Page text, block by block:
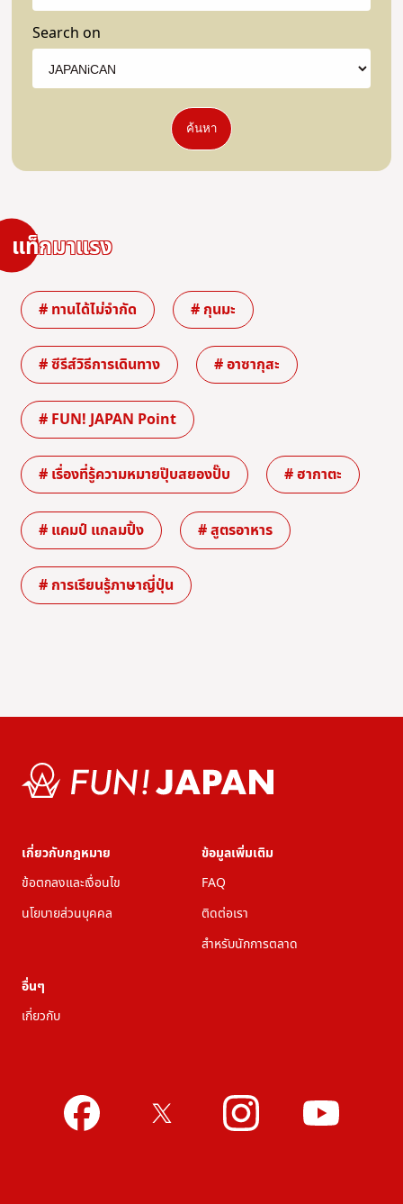
Search on
ค้นหา
แท็กมาแรง
# ทานได้ไม่จำกัด # กุนมะ
# ซีรีส์วิธีการเดินทาง # อาซากุสะ
# FUN! JAPAN Point
# เรื่องที่รู้ความหมายปุ๊บสยองปั๊บ # ฮากาตะ
# แคมป์ แกลมปิ้ง # สูตรอาหาร
# การเรียนรู้ภาษาญี่ปุ่น
เกี่ยวกับกฎหมาย
ข้อตกลงและเงื่อนไข
นโยบายส่วนบุคคล
ข้อมูลเพิ่มเติม
FAQ
ติดต่อเรา
สำหรับนักการตลาด
อื่นๆ
เกี่ยวกับ